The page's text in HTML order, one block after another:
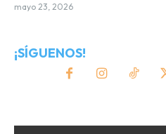
mayo 23, 2026
¡SÍGUENOS!